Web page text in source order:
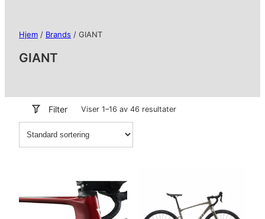
Hjem / Brands / GIANT
GIANT
Filter Viser 1–16 av 46 resultater